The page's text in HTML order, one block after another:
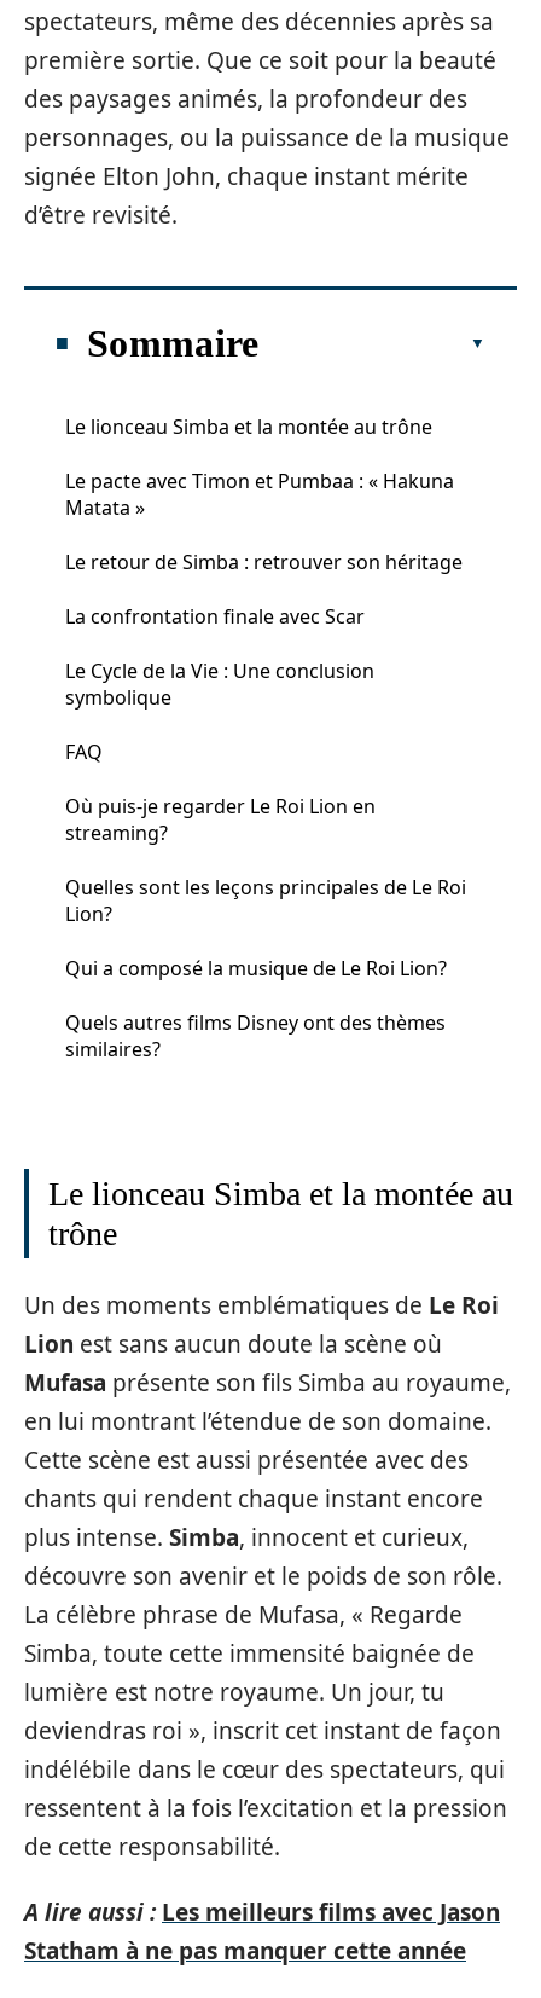
spectateurs, même des décennies après sa
première sortie. Que ce soit pour la beauté
des paysages animés, la profondeur des
personnages, ou la puissance de la musique
signée Elton John, chaque instant mérite
d’être revisité.
Sommaire
Le lionceau Simba et la montée au trône
Le pacte avec Timon et Pumbaa : « Hakuna
Matata »
Le retour de Simba : retrouver son héritage
La confrontation finale avec Scar
Le Cycle de la Vie : Une conclusion
symbolique
FAQ
Où puis-je regarder Le Roi Lion en
streaming?
Quelles sont les leçons principales de Le Roi
Lion?
Qui a composé la musique de Le Roi Lion?
Quels autres films Disney ont des thèmes
similaires?
Le lionceau Simba et la montée au
trône
Un des moments emblématiques de Le Roi
Lion est sans aucun doute la scène où
Mufasa présente son fils Simba au royaume,
en lui montrant l’étendue de son domaine.
Cette scène est aussi présentée avec des
chants qui rendent chaque instant encore
plus intense. Simba, innocent et curieux,
découvre son avenir et le poids de son rôle.
La célèbre phrase de Mufasa, « Regarde
Simba, toute cette immensité baignée de
lumière est notre royaume. Un jour, tu
deviendras roi », inscrit cet instant de façon
indélébile dans le cœur des spectateurs, qui
ressentent à la fois l’excitation et la pression
de cette responsabilité.
A lire aussi : Les meilleurs films avec Jason
Statham à ne pas manquer cette année